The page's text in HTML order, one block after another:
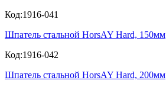
Код:1916-041
Шпатель стальной HorsAY Hard, 150мм
Код:1916-042
Шпатель стальной HorsAY Hard, 200мм